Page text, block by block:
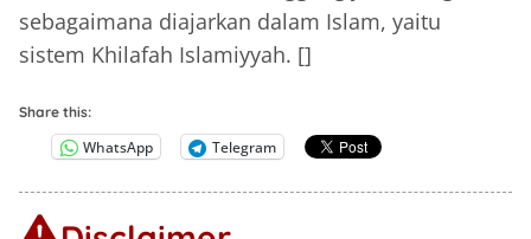
sebagaimana diajarkan dalam Islam, yaitu
sistem Khilafah Islamiyyah. []
Share this:
WhatsApp Telegram